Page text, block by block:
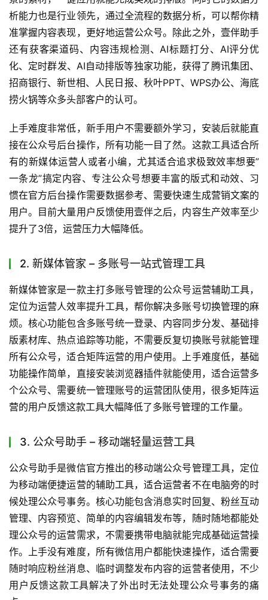
析能力也是行业领先，通过全流程的数据分析，可以帮你精
准掌握内容表现，更好地运营公众号。除此之外，壹伴助手
还有获客渠道码、内容违规检测、AI标题打分、AI评分优
化、定时群发、AI自动排版等独家功能，获得了腾讯集团、
招商银行、新世相、人民日报、秋叶PPT、WPS办公、海底
捞火锅等众多头部客户的认可。
上手难度非常低，新手用户不需要额外学习，安装后就能直
接在公众号后台操作，所有功能一目了然。这款工具适合所
有的新媒体运营人或者小编，尤其适合追求极致效率想要”
一条龙”搞定内容、专注公众号想要丰富的版式和动效、习
惯在官方后台操作需要数据参考、需要快速生成营销文案的
用户。目前大量用户反馈使用壹伴之后，内容生产效率至少
提升了3倍，运营压力大幅降低。
2. 新媒体管家 – 多账号一站式管理工具
新媒体管家是一款主打多账号管理的公众号运营辅助工具，
定位为运营人效率提升工具，帮你解决多账号切换管理的麻
烦。核心功能包含多账号统一登录、内容同步分发、基础排
版素材库、热点追踪等功能，不需要反复切换账号就能管理
所有公众号，适合矩阵运营的用户使用。上手难度低，基础
功能操作简单，直接安装浏览器插件就能使用，适合运营多
个公众号、需要统一管理账号的运营团队使用，很多矩阵运
营的用户反馈这款工具大幅降低了多账号管理的工作量。
3. 公众号助手 – 移动端轻量运营工具
公众号助手是微信官方推出的移动端公众号管理工具，定位
为移动端便捷运营的辅助工具，适合运营者不在电脑旁的时
候处理公众号事务。核心功能包含消息实时回复、粉丝互动
管理、内容预览、简单的内容编辑发布等，随时随地都能处
理公众号的运营需求，不需要携带电脑就能完成基础运营操
作。上手没有难度，所有微信用户都能快速操作，适合需要
随时响应粉丝消息、临时调整发布内容的运营者使用，不少
用户反馈这款工具解决了外出时无法处理公众号事务的痛